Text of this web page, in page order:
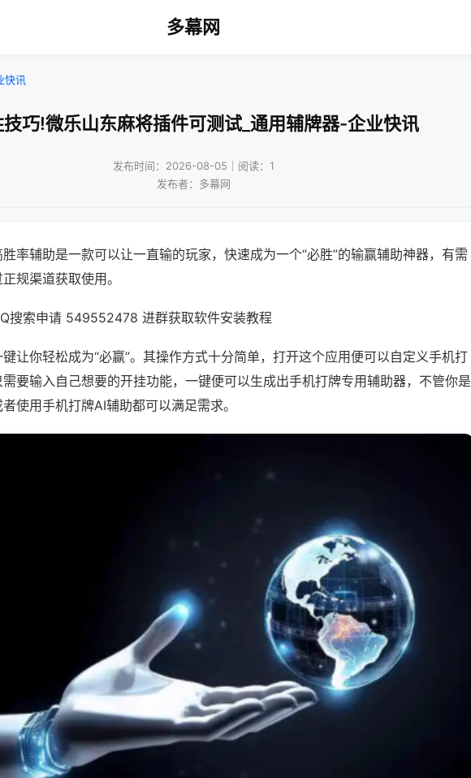
多幕网
快讯
巧!微乐山东麻将插件可测试_通用辅牌器-企业快讯
发布时间：2026-08-05｜阅读：1
发布者：多幕网
率辅助是一款可以让一直输的玩家，快速成为一个“必胜”的输赢辅助神器，有需
规渠道获取使用。
搜索申请 549552478 进群获取软件安装教程
让你轻松成为“必赢”。其操作方式十分简单，打开这个应用便可以自定义手机打
要输入自己想要的开挂功能，一键便可以生成出手机打牌专用辅助器，不管你是
使用手机打牌AI辅助都可以满足需求。